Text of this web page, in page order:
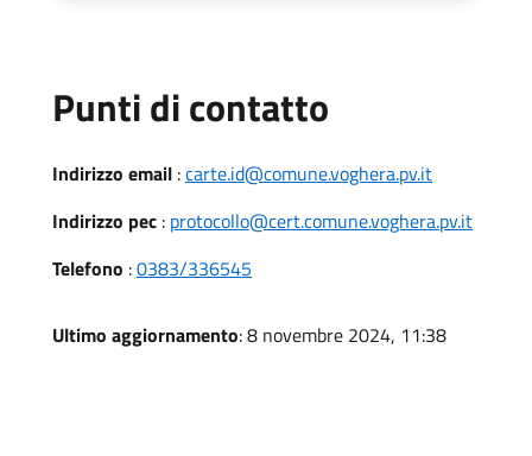
Punti di contatto
Indirizzo email :carte.id@comune.voghera.pv.it
Indirizzo pec : protocollo@cert.comune.voghera.pv.it
Telefono :0383/336545
Ultimo aggiornamento: 8 novembre 2024, 11:38